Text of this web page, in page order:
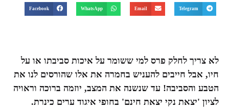
Telegram
Email
WhatsApp
Facebook
לא צריך לחלק פרס למי ששומר על איכות סביבתו או על
חיו, אבל חייבים להעניש בחמרה את אלו שהורסים לנו את
הטבע והסביבה! עד שנשנה את המצב, יוזמה ברוכה וראויה
לציון 'יצאת נקי יצאת חינם' בחופי איגוד ערים כינרת.